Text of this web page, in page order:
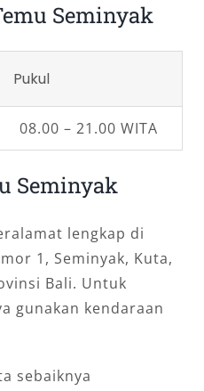
Seminyak
Pukul
08.00 – 21.00 WITA
Seminyak
lengkap di
1, Seminyak, Kuta,
Bali. Untuk
gunakan kendaraan
sebaiknya